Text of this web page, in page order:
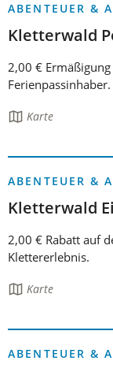
ABENTEUER &
Kletterwald
2,00 €
Ferienpassinhaber.
Die Karte
ABENTEUER &
Kletterwald
2,00 € Rabatt auf
Klettererlebnis.
Die Karte
ABENTEUER &